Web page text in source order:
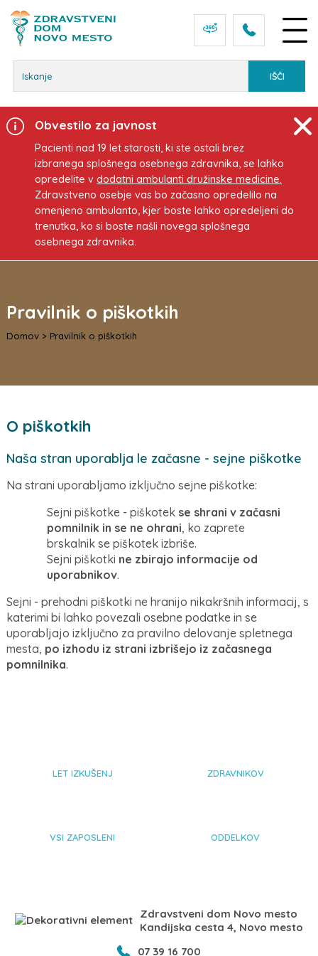
Osrednja vsebina
Obvestilo za javnost
Pacienti nad 19 let starosti, ki ste ostali brez
izbranega splošnega osebnega zdravnika, se lahko
opredelite v dodatni ambulanti družinske medicine.
Zdravstveno osebje vas bo začasno opredelilo na
omenjeno ambulanto, kjer boste lahko opredeljeni do
trenutka, ko si boste našli novega splošnega
osebnega zdravnika.
Pravilnik o piškotkih
Domov> Pravilnik o piškotkih
O piškotkih
Naša stran uporablja le začasne - sejne piškotke
Na strani uporabljamo izključno sejne piškotke:
Sejni piškotke - piškotek se shrani v začasni
pomnilnik in se ne ohrani, ko zaprete
brskalnik se piškotek izbriše.
Sejni piškotki ne zbirajo informacije od
uporabnikov.
Sejni - prehodni piškotki ne hranijo nikakršnih informacij, s
katerimi bi lahko povezali osebne podatke in se
uporabljajo izključno za pravilno delovanje spletnega
mesta, po izhodu iz strani izbrišejo iz začasnega
pomnilnika.
LET IZKUŠENJ ZDRAVNIKOV
VSI ZAPOSLENI ODDELKOV
Zdravstveni dom Novo mesto
Kandijska cesta 4, Novo mesto
07 39 16 700